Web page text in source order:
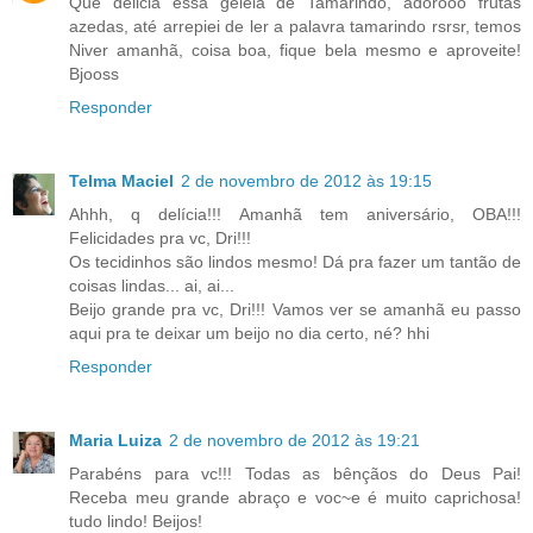
azedas, até arrepiei de ler a palavra tamarindo rsrsr, temos
Niver amanhã, coisa boa, fique bela mesmo e aproveite!
Bjooss
Responder
Telma Maciel 2 de novembro de 2012 às 19:15
Ahhh, q delícia!!! Amanhã tem aniversário, OBA!!!
Felicidades pra vc, Dri!!!
Os tecidinhos são lindos mesmo! Dá pra fazer um tantão de
coisas lindas... ai, ai...
Beijo grande pra vc, Dri!!! Vamos ver se amanhã eu passo
aqui pra te deixar um beijo no dia certo, né? hhi
Responder
Maria Luiza 2 de novembro de 2012 às 19:21
Parabéns para vc!!! Todas as bênçãos do Deus Pai!
Receba meu grande abraço e voc~e é muito caprichosa!
tudo lindo! Beijos!